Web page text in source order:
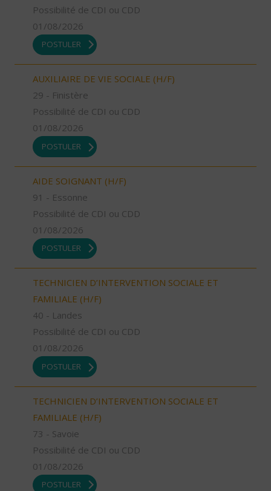
Possibilité de CDI ou CDD
01/08/2026
POSTULER
AUXILIAIRE DE VIE SOCIALE (H/F)
29 - Finistère
Possibilité de CDI ou CDD
01/08/2026
POSTULER
AIDE SOIGNANT (H/F)
91 - Essonne
Possibilité de CDI ou CDD
01/08/2026
POSTULER
TECHNICIEN D’INTERVENTION SOCIALE ET
FAMILIALE (H/F)
40 - Landes
Possibilité de CDI ou CDD
01/08/2026
POSTULER
TECHNICIEN D’INTERVENTION SOCIALE ET
FAMILIALE (H/F)
73 - Savoie
Possibilité de CDI ou CDD
01/08/2026
POSTULER